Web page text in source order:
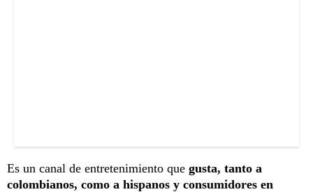
Es un canal de entretenimiento que gusta, tanto a
colombianos, como a hispanos y consumidores en